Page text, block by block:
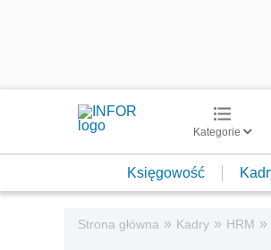
Kategorie
Księgowość
Strona główna » Kadry » HRM »